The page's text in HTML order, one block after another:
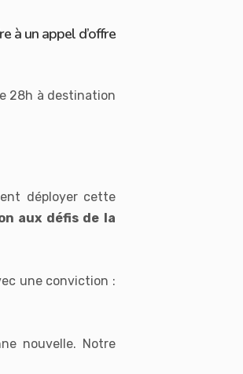
à un appel d’offre
28h à destination
déployer cette
aux défis de la
une conviction :
nouvelle. Notre